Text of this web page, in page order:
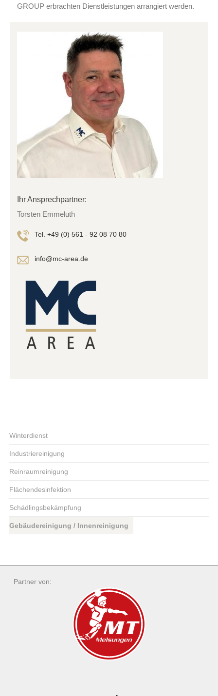
GROUP erbrachten Dienstleistungen arrangiert werden.
Ihr Ansprechpartner:
Torsten Emmeluth
Tel. +49 (0) 561 - 92 08 70 80
info@mc-area.de
Winterdienst
Industriereinigung
Reinraumreinigung
Flächendesinfektion
Schädlingsbekämpfung
Gebäudereinigung / Innenreinigung
Partner von: